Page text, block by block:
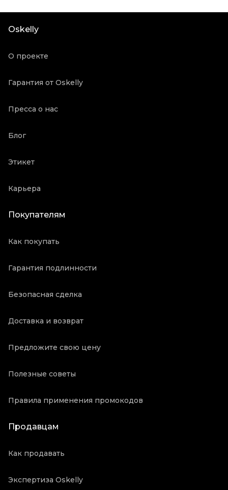
Состояние товара
Oskelly
О проекте
Гарантия от Oskelly
Пресса о нас
Блог
Этикет
Карьера
Покупателям
Как покупать
Гарантия подлинности
Безопасная сделка
Доставка и возврат
Предложите свою цену
Полезные советы
Правила применения промокодов
Продавцам
Как продавать
Экспертиза Oskelly